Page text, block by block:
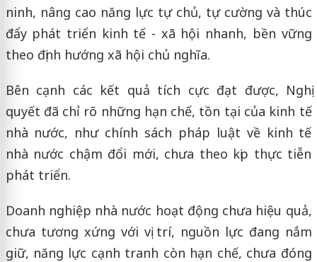
ninh, nâng cao năng lực tự chủ, tự cường và thúc
đẩy phát triển kinh tế - xã hội nhanh, bền vững
theo định hướng xã hội chủ nghĩa.
Bên cạnh các kết quả tích cực đạt được, Nghị
quyết đã chỉ rõ những hạn chế, tồn tại của kinh tế
nhà nước, như chính sách pháp luật về kinh tế
nhà nước chậm đổi mới, chưa theo kịp thực tiễn
phát triển.
Doanh nghiệp nhà nước hoạt động chưa hiệu quả,
chưa tương xứng với vị trí, nguồn lực đang nắm
giữ, năng lực cạnh tranh còn hạn chế, chưa đóng